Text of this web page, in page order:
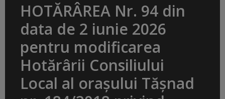
HOTĂRÂREA Nr. 94 din
data de 2 iunie 2026
pentru modificarea
Hotărârii Consiliului
Local al orașului Tășnad